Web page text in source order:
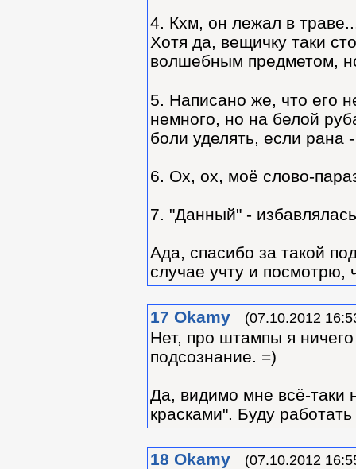
4. Кхм, он лежал в
Хотя да, вещичку таки
волшебным предметом,
5. Написано же, что его
немного, но на белой
боли уделять, если рана
6. Ох, ох, моё слово-
7. "Данный" -
Ада, спасибо за такой
случае учту и посмотрю,
17 Okamy (07.10.2012
Нет, про штампы я
подсознание. =)
Да, видимо мне всё-таки
красками". Буду
18 Okamy (07.10.2012